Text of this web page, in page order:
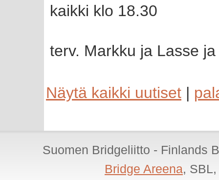
kaikki klo 18.30
terv. Markku ja Lasse
Näytä kaikki uutiset |
Suomen Bridgeliitto - Finlands
Bridge Areena,